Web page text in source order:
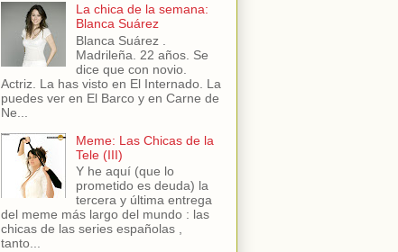
La chica de la semana:
Blanca Suárez
Blanca Suárez .
Madrileña. 22 años. Se
dice que con novio.
Actriz. La has visto en El Internado. La
puedes ver en El Barco y en Carne de
Ne...
Meme: Las Chicas de la
Tele (III)
Y he aquí (que lo
prometido es deuda) la
tercera y última entrega
del meme más largo del mundo : las
chicas de las series españolas ,
tanto...